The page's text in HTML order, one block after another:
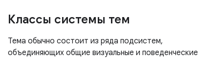
Классы системы тем
Тема обычно состоит из ряда подсистем,
объединяющих общие визуальные и поведенческие